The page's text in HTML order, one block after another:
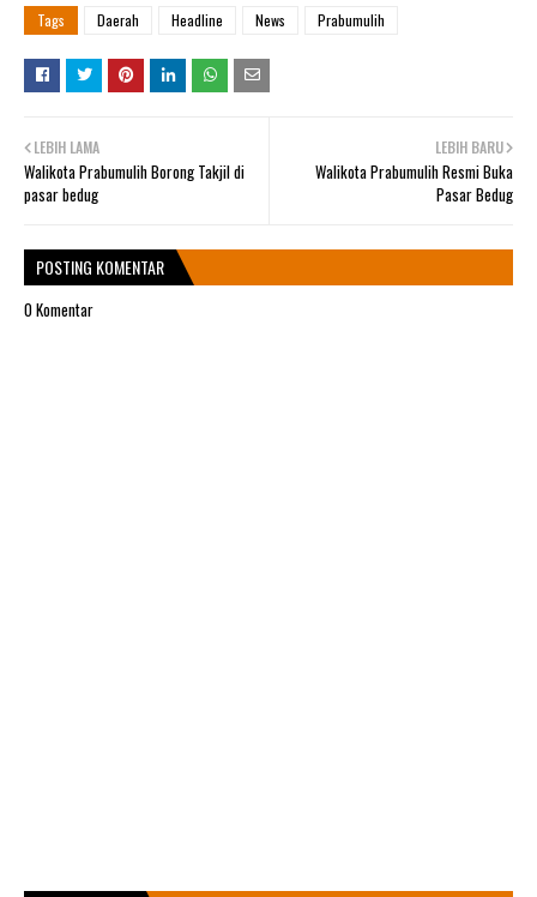
Tags Daerah Headline News Prabumulih
LEBIH BARU
Walikota Prabumulih Resmi Buka
Pasar Bedug
LEBIH LAMA
Walikota Prabumulih Borong Takjil di
pasar bedug
POSTING KOMENTAR
0 Komentar